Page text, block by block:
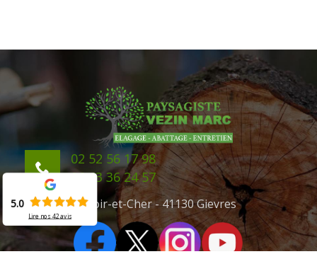
02 52 56 17 98
06 43 36 24 57
41 Loir-et-Cher - 41130 Gievres
5.0
Lire nos 42avis